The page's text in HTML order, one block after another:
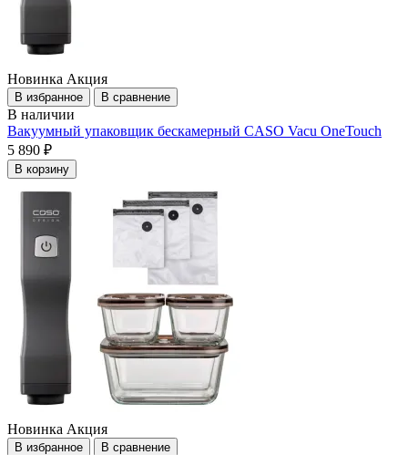
Новинка Акция
В избранное В сравнение
В наличии
Вакуумный упаковщик бескамерный CASO Vacu OneTouch
5 890 ₽
В корзину
Новинка Акция
В избранное В сравнение